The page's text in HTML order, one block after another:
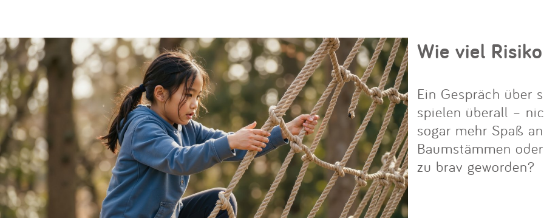
Wie viel
Ein Gespräch über
spielen überall –
sogar mehr Spaß
Baumstämmen
zu brav geworden?